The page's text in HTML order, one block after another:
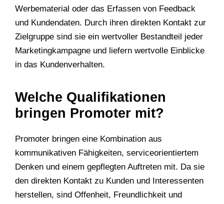
Werbematerial oder das Erfassen von Feedback
und Kundendaten. Durch ihren direkten Kontakt zur
Zielgruppe sind sie ein wertvoller Bestandteil jeder
Marketingkampagne und liefern wertvolle Einblicke
in das Kundenverhalten.
Welche Qualifikationen
bringen Promoter mit?
Promoter bringen eine Kombination aus
kommunikativen Fähigkeiten, serviceorientiertem
Denken und einem gepflegten Auftreten mit. Da sie
den direkten Kontakt zu Kunden und Interessenten
herstellen, sind Offenheit, Freundlichkeit und